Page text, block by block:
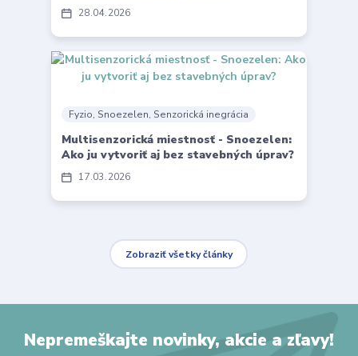
28 04 2026
17 03 2026
Fyzio, Snoezelen, Senzorická inegrácia
Multisenzorická miestnosť - Snoezelen:
Ako ju vytvoriť aj bez stavebných úprav?
Zobraziť všetky články
Nepremeškajte novinky, akcie a zľavy!